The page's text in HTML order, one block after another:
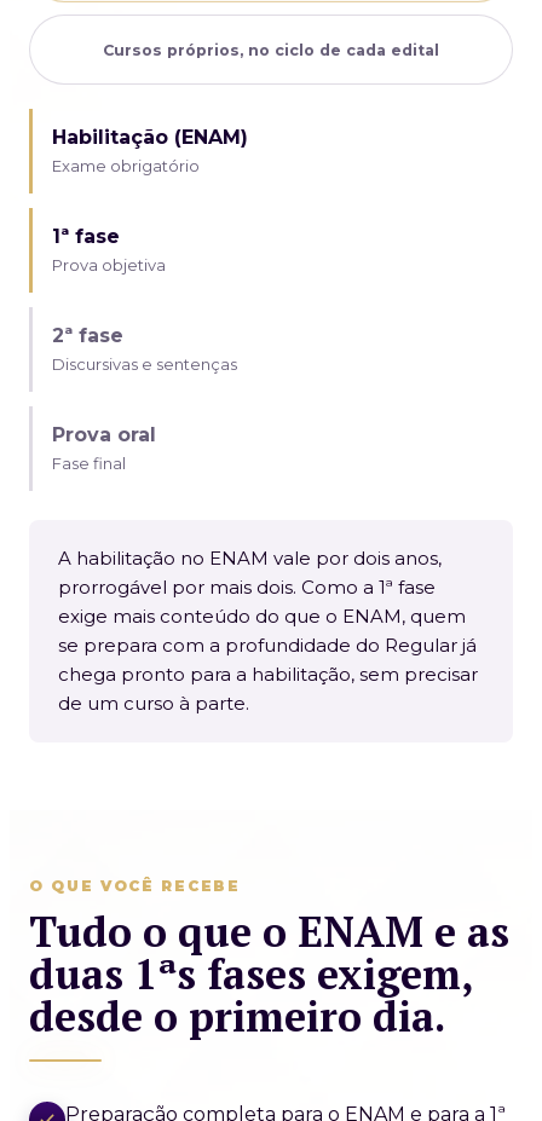
Cursos próprios, no ciclo de cada edital
Habilitação (ENAM)
Exame obrigatório
1ª fase
Prova objetiva
2ª fase
Discursivas e sentenças
Prova oral
Fase final
A habilitação no ENAM vale por dois anos,
prorrogável por mais dois. Como a 1ª fase
exige mais conteúdo do que o ENAM, quem
se prepara com a profundidade do Regular já
chega pronto para a habilitação, sem precisar
de um curso à parte.
O QUE VOCÊ RECEBE
Tudo o que o ENAM e as
duas 1ªs fases exigem,
desde o primeiro dia.
Preparação completa para o ENAM e para a 1ª